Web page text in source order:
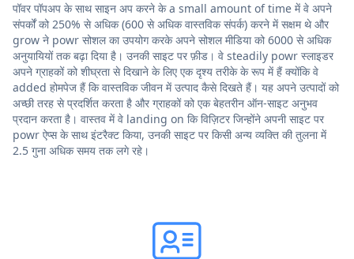
पॉवर पॉपअप के साथ साइन अप करने के a small amount of time में वे अपने
संपर्कों को 250% से अधिक (600 से अधिक वास्तविक संपर्क) करने में सक्षम थे और
grow ने powr सोशल का उपयोग करके अपने सोशल मीडिया को 6000 से अधिक
अनुयायियों तक बढ़ा दिया है। उनकी साइट पर फ़ीड। वे steadily powr स्लाइडर
अपने ग्राहकों को शीघ्रता से दिखाने के लिए एक दृश्य तरीके के रूप में हैं क्योंकि वे
added होमपेज हैं कि वास्तविक जीवन में उत्पाद कैसे दिखते हैं। यह अपने उत्पादों को
अच्छी तरह से प्रदर्शित करता है और ग्राहकों को एक बेहतरीन ऑन-साइट अनुभव
प्रदान करता है। वास्तव में वे landing on कि विज़िटर जिन्होंने अपनी साइट पर
powr ऐप्स के साथ इंटरैक्ट किया, उनकी साइट पर किसी अन्य व्यक्ति की तुलना में
2.5 गुना अधिक समय तक लगे रहे।